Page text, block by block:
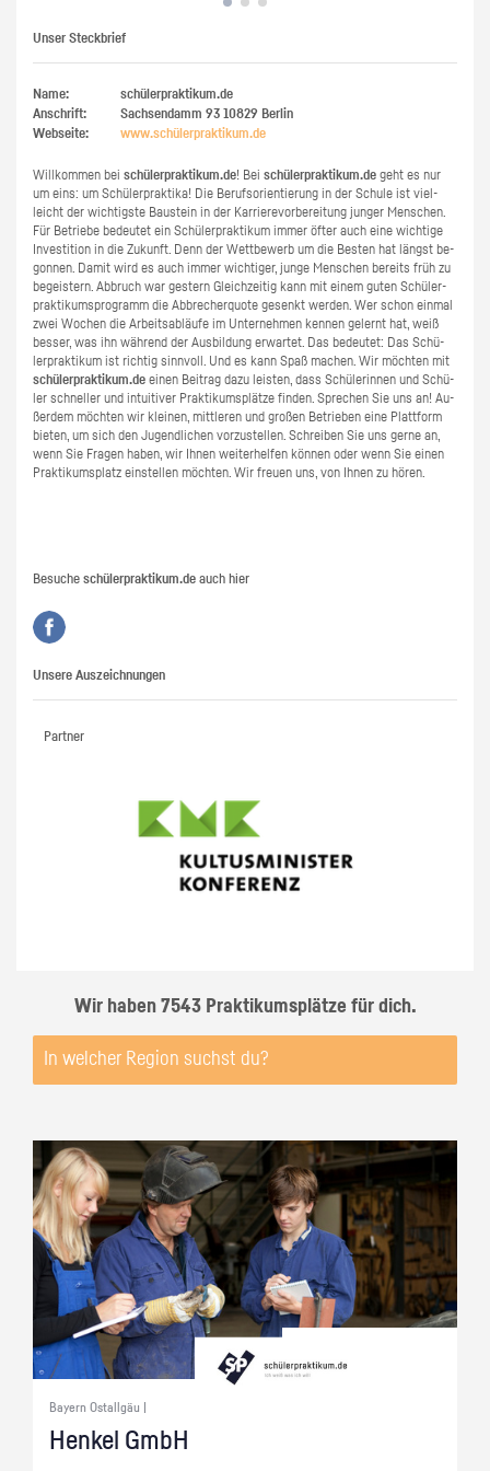
Unser Steckbrief
Name:
schülerpraktikum.de
Anschrift:
Sachsendamm 93 10829 Berlin
Webseite:
www.​schüler​prak​tiku​m.​de
Will­kom­men bei schü­ler­prak­ti­kum.de! Bei schü­ler­prak­ti­kum.de geht es nur
um eins: um Schü­ler­prak­ti­ka! Die Be­rufs­ori­en­tie­rung in der Schu­le ist viel­
leicht der wich­tigs­te Bau­stein in der Kar­rie­re­vor­be­rei­tung jun­ger Men­schen.
Für Be­trie­be be­deu­tet ein Schü­ler­prak­ti­kum immer öfter auch eine wich­ti­ge
In­ves­ti­ti­on in die Zu­kunft. Denn der Wett­be­werb um die Bes­ten hat längst be­
gon­nen. Damit wird es auch immer wich­ti­ger, junge Men­schen be­reits früh zu
be­geis­tern. Ab­bruch war ges­tern Gleich­zei­tig kann mit einem guten Schü­ler­
prak­ti­kums­pro­gramm die Ab­bre­cher­quo­te ge­senkt wer­den. Wer schon ein­mal
zwei Wo­chen die Ar­beits­ab­läu­fe im Un­ter­neh­men ken­nen ge­lernt hat, weiß
bes­ser, was ihn wäh­rend der Aus­bil­dung er­war­tet. Das be­deu­tet: Das Schü­
ler­prak­ti­kum ist rich­tig sinn­voll. Und es kann Spaß ma­chen. Wir möch­ten mit
schü­ler­prak­ti­kum.de einen Bei­trag dazu leis­ten, dass Schü­le­rin­nen und Schü­
ler schnel­ler und in­tui­ti­ver Prak­ti­kums­plät­ze fin­den. Spre­chen Sie uns an! Au­
ßer­dem möch­ten wir klei­nen, mitt­le­ren und gro­ßen Be­trie­ben eine Platt­form
bie­ten, um sich den Ju­gend­li­chen vor­zu­stel­len. Schrei­ben Sie uns gerne an,
wenn Sie Fra­gen haben, wir Ihnen wei­ter­hel­fen kön­nen oder wenn Sie einen
Prak­ti­kums­platz ein­stel­len möch­ten. Wir freu­en uns, von Ihnen zu hören.
Besuche schülerpraktikum.de auch hier
Unsere Auszeichnungen
Partner
Wir haben 7543 Praktikumsplätze für dich.
Bayern Ostallgäu |
Hen­kel GmbH